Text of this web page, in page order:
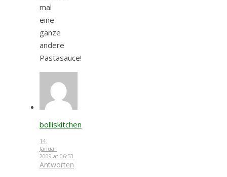
mal
eine
ganze
andere
Pastasauce!
bolliskitchen
14.
Januar
2009 at 06:53
Antworten